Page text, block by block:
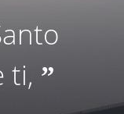
ti, ”